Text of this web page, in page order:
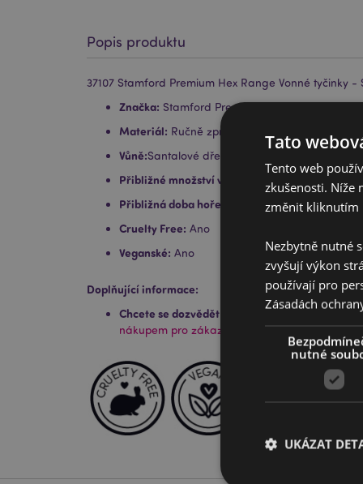
Popis produktu
37107 Stamford Premium Hex Range Vonné tyčinky
Značka: Stamford Premium Hex
Materiál: Ručně zpracované kvalitní kadidlo,
Vůně:Santalové dřevo
Přibližné množství v balení: 20
Přibližná doba hoření: 30 Minut
Cruelty Free: Ano
Veganské: Ano
Doplňující informace:
Chcete se dozvědět více o nákupu u Puckator?
nákupem pro zákazníky.
Tato
Tento web
zkušenosti. Níže
změnit kliknutím
Nezbytně nutné
zvyšují výkon
používají pro
Zásadách
nutné
UKÁZAT